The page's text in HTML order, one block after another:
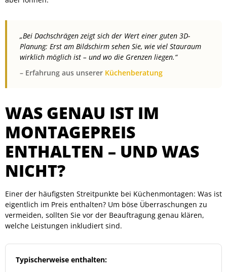
„Bei Dachschrägen zeigt sich der Wert einer guten 3D-
Planung: Erst am Bildschirm sehen Sie, wie viel Stauraum
wirklich möglich ist – und wo die Grenzen liegen.“
– Erfahrung aus unserer Küchenberatung
WAS GENAU IST IM
MONTAGEPREIS
ENTHALTEN – UND WAS
NICHT?
Einer der häufigsten Streitpunkte bei Küchenmontagen: Was ist
eigentlich im Preis enthalten? Um böse Überraschungen zu
vermeiden, sollten Sie vor der Beauftragung genau klären,
welche Leistungen inkludiert sind.
Typischerweise enthalten: